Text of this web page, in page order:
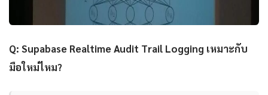
Q: Supabase Realtime Audit Trail Logging เหมาะกับ
มือใหม่ไหม?